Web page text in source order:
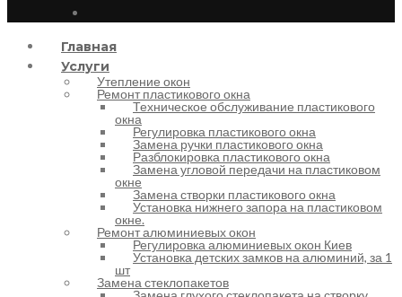
Главная
Услуги
Утепление окон
Ремонт пластикового окна
Техническое обслуживание пластикового
окна
Регулировка пластикового окна
Замена ручки пластикового окна
Разблокировка пластикового окна
Замена угловой передачи на пластиковом
окне
Замена створки пластикового окна
Установка нижнего запора на пластиковом
окне.
Ремонт алюминиевых окон
Регулировка алюминиевых окон Киев
Установка детских замков на алюминий, за 1
шт
Замена стеклопакетов